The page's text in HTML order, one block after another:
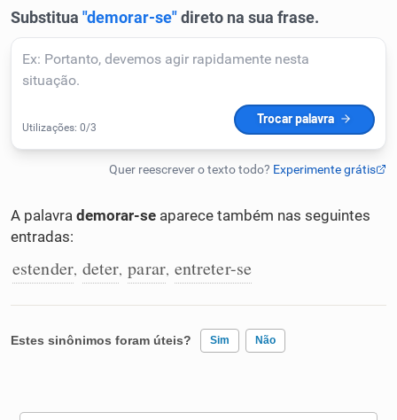
Corrigir Texto
Humanizador de IA
Conexões
A palavra demorar-se aparece também nas seguintes
entradas:
estender, deter, parar, entreter-se
Estes sinônimos foram úteis? Sim Não